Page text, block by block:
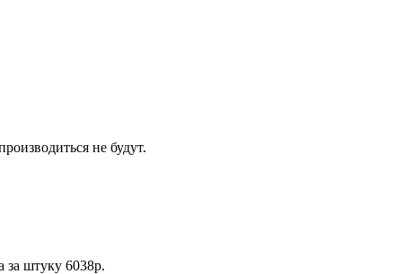
не будут.
за штуку 6038р.